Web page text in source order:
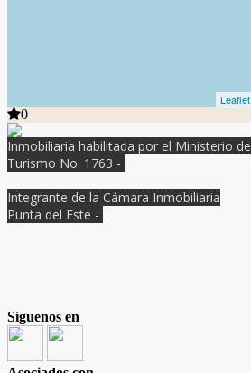
Leaflet
0
Inmobiliaria habilitada por el Ministerio de
Turismo No. 1763 -
Integrante de la Cámara Inmobiliaria
Punta del Este -
Síguenos en